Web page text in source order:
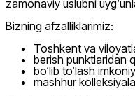
zamonaviy uslubni
Bizning afzalliklarimiz:
Toshkent va
berish punktlaridan
bo‘lib to‘lash
mashhur